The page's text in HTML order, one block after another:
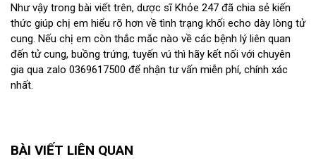
Như vậy trong bài viết trên, dược sĩ Khỏe 247 đã chia sẻ kiến
thức giúp chị em hiểu rõ hơn về tình trạng khối echo dày lòng tử
cung. Nếu chị em còn thắc mắc nào về các bệnh lý liên quan
đến tử cung, buồng trứng, tuyến vú thì hãy kết nối với chuyên
gia qua zalo 0369617500 để nhận tư vấn miễn phí, chính xác
nhất.
BÀI VIẾT LIÊN QUAN